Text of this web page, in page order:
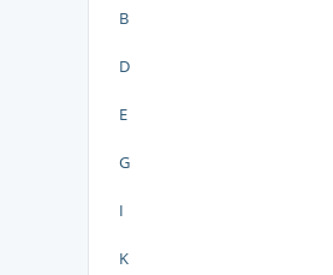
B
D
E
G
I
K